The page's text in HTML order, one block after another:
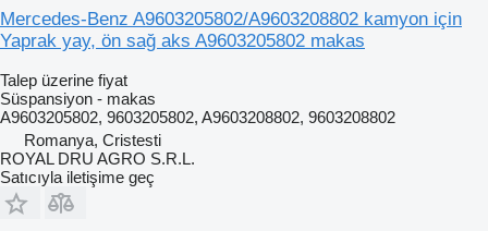
Mercedes-Benz A9603205802/A9603208802 kamyon için
Yaprak yay, ön sağ aks A9603205802 makas
Talep üzerine fiyat
Süspansiyon - makas
A9603205802, 9603205802, A9603208802, 9603208802
Romanya, Cristesti
ROYAL DRU AGRO S.R.L.
Satıcıyla iletişime geç